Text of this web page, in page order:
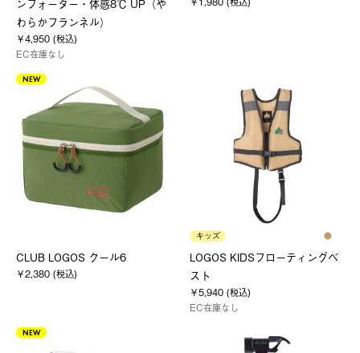
ンフォーター・体感8℃ UP（や
わらかフランネル）
￥4,950 (税込)
EC在庫なし
NEW
CLUB LOGOS クール6
￥2,380 (税込)
キッズ
LOGOS KIDSフローティングベ
スト
￥5,940 (税込)
EC在庫なし
NEW